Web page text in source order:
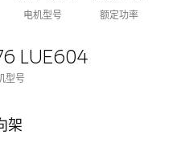
电机型号
额定功率
LUE604
型号
架